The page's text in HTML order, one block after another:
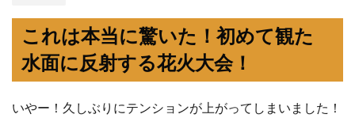
これは本当に驚いた！初めて観た
水面に反射する花火大会！
いやー！久しぶりにテンションが上がってしまいました！